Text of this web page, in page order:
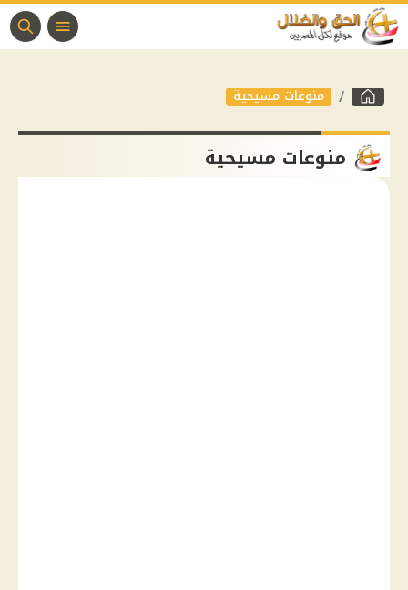
منوعات مسيحية
منوعات مسيحية